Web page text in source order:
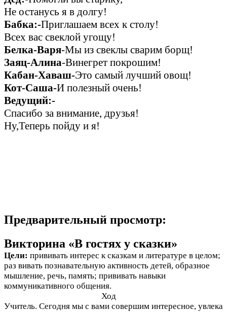
Не останусь я в долгу!
Бабка:-Приглашаем всех к столу!
Всех вас свеклой угощу!
Белка-Варя-Мы из свеклы сварим борщ!
Заяц-Алина-Винегрет покрошим!
Кабан-Хаваш-Это самый лучший овощ!
Кот-Саша-И полезный очень!
Ведущий:-
Спасибо за внимание, друзья!
Ну,Теперь пойду и я!
Предварительный просмотр:
Викторина «В гостях у сказки»
Цели: прививать интерес к сказкам и литературе в целом;
раз вивать познавательную активность детей, образное
мышление, речь, память; прививать навыки
коммуникативного общения.
Ход
Учитель. Сегодня мы с вами совершим интересное, увлека